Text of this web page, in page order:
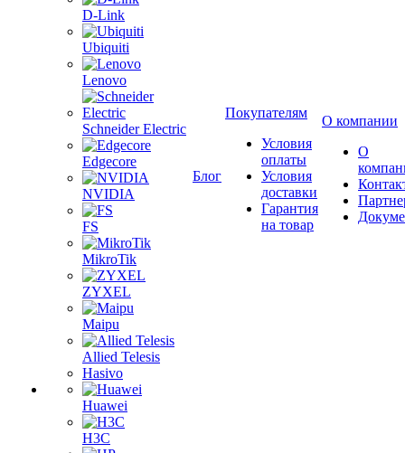
D-Link
Ubiquiti
Lenovo
Schneider Electric
Edgecore
NVIDIA
FS
MikroTik
ZYXEL
Maipu
Allied Telesis
Hasivo
Huawei
H3C
Блог
Покупателям
Условия
оплаты
Условия
доставки
Гарантия
на товар
О компании
О